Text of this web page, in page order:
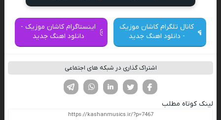
کانال تلگرام کاشان موزیک
- دانلود اهنگ جدید
اینستاگرام کاشان موزیک -
دانلود اهنگ جدید
اشتراک گذاری در شبکه های اجتماعی
لینکدین تویتر
فیسوک
لینک کوتاه مطلب